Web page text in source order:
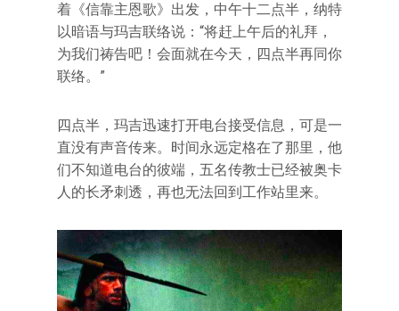
着《信靠主恩歌》出发，中午十二点半，纳特
以暗语与玛吉联络说：“将赶上午后的礼拜，
为我们祷告吧！会面就在今天，四点半再同你
联络。”
四点半，玛吉迅速打开电台接受信息，可是一
直没有声音传来。时间永远定格在了那里，他
们不知道电台的彼端，五名传教士已经被奥卡
人的长矛刺透，再也无法回到工作站里来。